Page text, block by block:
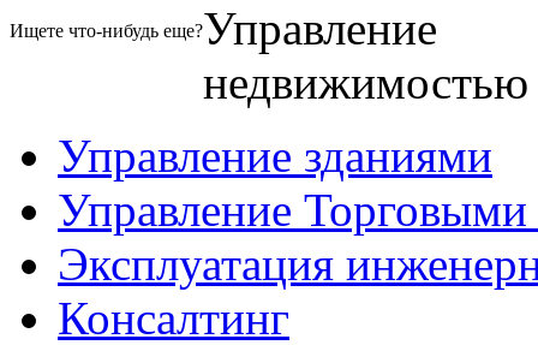
Ищете что-нибудь еще?Управление
недвижимостью
Управление зданиями
Управление
Эксплуатация
Консалтинг